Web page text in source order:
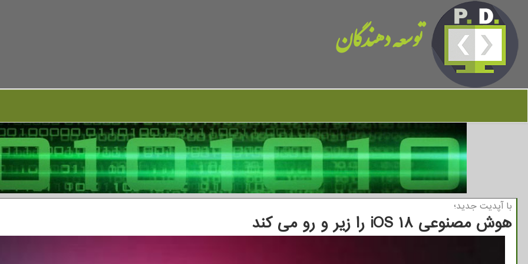
توسعه دهندگان
با آپدیت جدید؛
هوش مصنوعی iOS ۱۸ را زیر و رو می کند